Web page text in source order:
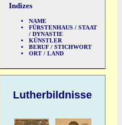
Indizes
NAME
FÜRSTENHAUS / STAAT
/ DYNASTIE
KÜNSTLER
BERUF / STICHWORT
ORT / LAND
Lutherbildnisse